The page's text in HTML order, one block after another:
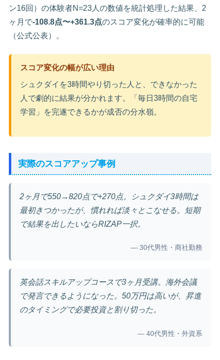
ン16回）の体験者N=23人の数値を統計処理した結果、2
ヶ月で-108.8点〜+361.3点のスコア変化が確率的に可能
（公式公表）。
スコア変化の幅が広い理由
シュクダイを3時間やり切った人と、できなかった
人で劇的に結果が分かれます。「毎日3時間の自宅
学習」を完遂できるかが成否の分水嶺。
実際のスコアアップ事例
2ヶ月で550→820点で+270点。シュクダイ3時間は
最初きつかったが、慣れれば淡々とこなせる。短期
で結果を出したいならRIZAP一択。
— 30代男性・商社勤務
英会話スキルアップコースで3ヶ月受講。海外会議
で発言できるようになった。50万円は高いが、昇進
のタイミングで必要投資と割り切った。
— 40代男性・外資系